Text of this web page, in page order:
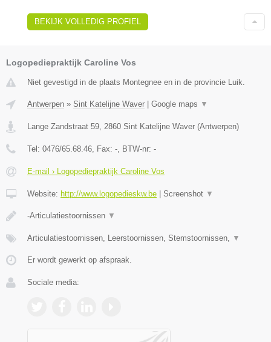
BEKIJK VOLLEDIG PROFIEL
Logopediepraktijk Caroline Vos
Niet gevestigd in de plaats Montegnee en in de provincie Luik.
Antwerpen » Sint Katelijne Waver Google maps ▼
Lange Zandstraat 59, 2860 Sint Katelijne Waver (Antwerpen)
Tel: 0476/65.68.46, Fax: -, BTW-nr: -
E-mail › Logopediepraktijk Caroline Vos
Website: http://www.logopedieskw.be Screenshot ▼
-Articulatiestoornissen ▼
Articulatiestoornissen, Leerstoornissen, Stemstoornissen, ▼
Er wordt gewerkt op afspraak.
Sociale media: